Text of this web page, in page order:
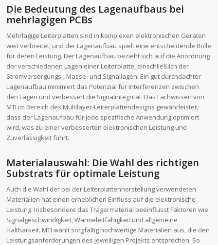
Die Bedeutung des Lagenaufbaus bei
mehrlagigen PCBs
Mehrlagige Leiterplatten sind in komplexen elektronischen Geräten
weit verbreitet, und der Lagenaufbau spielt eine entscheidende Rolle
für deren Leistung. Der Lagenaufbau bezieht sich auf die Anordnung
der verschiedenen Lagen einer Leiterplatte, einschließlich der
Stromversorgungs-, Masse- und Signallagen. Ein gut durchdachter
Lagenaufbau minimiert das Potenzial für Interferenzen zwischen
den Lagen und verbessert die Signalintegrität. Das Fachwissen von
MTI im Bereich des Multilayer-Leiterplattendesigns gewährleistet,
dass der Lagenaufbau für jede spezifische Anwendung optimiert
wird, was zu einer verbesserten elektronischen Leistung und
Zuverlässigkeit führt.
Materialauswahl: Die Wahl des richtigen
Substrats für optimale Leistung
Auch die Wahl der bei der Leiterplattenherstellung verwendeten
Materialien hat einen erheblichen Einfluss auf die elektronische
Leistung. Insbesondere das Trägermaterial beeinflusst Faktoren wie
Signalgeschwindigkeit, Wärmeleitfähigkeit und allgemeine
Haltbarkeit. MTI wählt sorgfältig hochwertige Materialien aus, die den
Leistungsanforderungen des jeweiligen Projekts entsprechen. So